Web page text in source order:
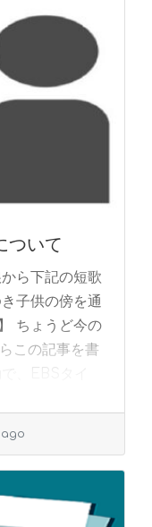
ついて
ら下記の短歌
子供の傍を通
ちょうど今の
この記事を書